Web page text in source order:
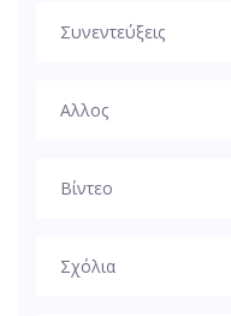
Συνεντεύξεις
Αλλος
Βίντεο
Σχόλια